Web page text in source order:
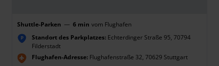
Shuttle-Parken — 6 min vom Flughafen
P Standort des Parkplatzes: Echterdinger Straße 95, 70794
Filderstadt
Flughafen-Adresse: Flughafenstraße 32, 70629 Stuttgart